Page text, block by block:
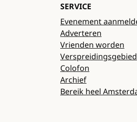
SERVICE
Evenement
Adverteren
Vrienden worden
Verspreidingsgebied
Colofon
Archief
Bereik heel